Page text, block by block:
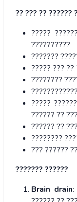
?? ??? ?? ??????
?????
??????????
???????
????? ??? ??
????????
?????
?????? ??
?????? ??
????????
??? ??????
??????? ??????
Brain drain: